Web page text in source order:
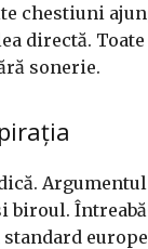
chestiuni
directă.
sonerie.